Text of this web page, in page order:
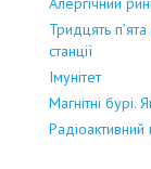
Тридцять
станції
Імунітет
Магнітні бурі.
Радіоактивний